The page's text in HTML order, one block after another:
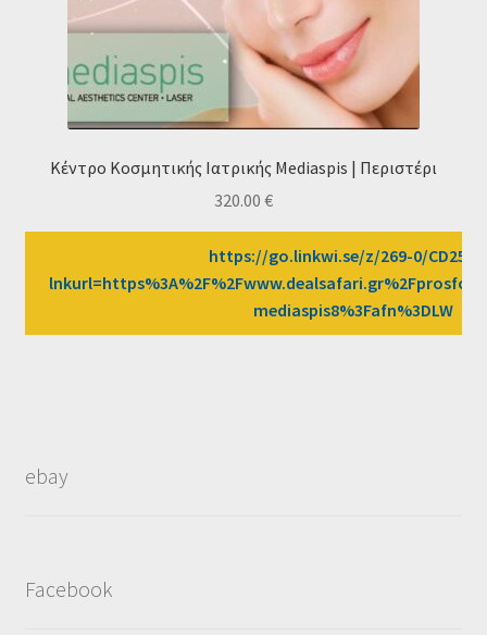
Κέντρο Κοσμητικής Ιατρικής Mediaspis | Περιστέρι
320.00 €
https://go.linkwi.se/z/269-0/
mediaspis8%3Fafn%3DLW
ebay
Facebook